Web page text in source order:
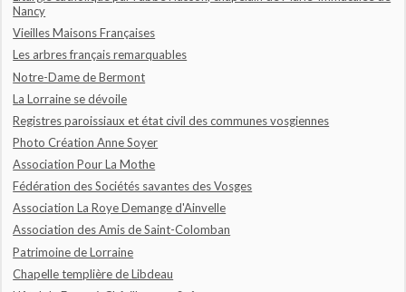
Nancy
Vieilles Maisons Françaises
Les arbres français remarquables
Notre-Dame de Bermont
La Lorraine se dévoile
Registres paroissiaux et état civil des communes vosgiennes
Photo Création Anne Soyer
Association Pour La Mothe
Fédération des Sociétés savantes des Vosges
Association La Roye Demange d'Ainvelle
Association des Amis de Saint-Colomban
Patrimoine de Lorraine
Chapelle templière de Libdeau